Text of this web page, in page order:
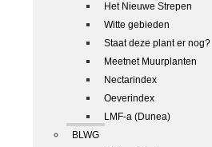
Het Nieuwe Strepen
Witte gebieden
Staat deze plant er nog?
Meetnet Muurplanten
Nectarindex
Oeverindex
LMF-a (Dunea)
BLWG